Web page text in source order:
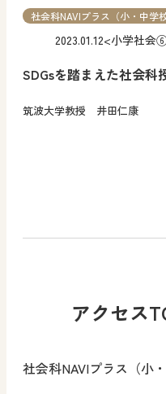
SDGsを踏まえた社会科
筑波大学教授 井田仁康
2023.01.12<小学社会
社会科NAVIプラス（小・中学校
アクセス
社会科NAVIプラス（小